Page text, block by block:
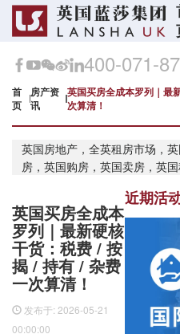
400-071-
首
页
房产资
讯
英国买房全成本罗列｜最
次算清！
英国房地产，全英租房市场，
房，英国购房，英国卖房，英
英国买房全成本
罗列｜最新硬核
干货：税费 / 按
揭 / 持有 / 杂费
一次算清！
发布于: 2026-05-21
00:00:00
近期活